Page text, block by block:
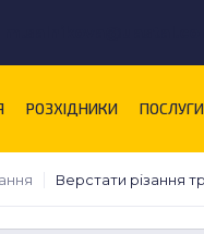
РОЗХІДНИКИ ПОСЛУГИ
Верстати різання